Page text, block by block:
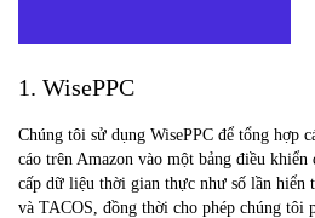
1. WisePPC
Chúng tôi sử dụng WisePPC để tổng hợp
cáo trên Amazon vào một bảng điều
cấp dữ liệu thời gian thực như số lần hiển
và TACOS, đồng thời cho phép chúng tôi